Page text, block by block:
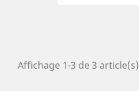
Affichage 1-3 de 3 article(s)